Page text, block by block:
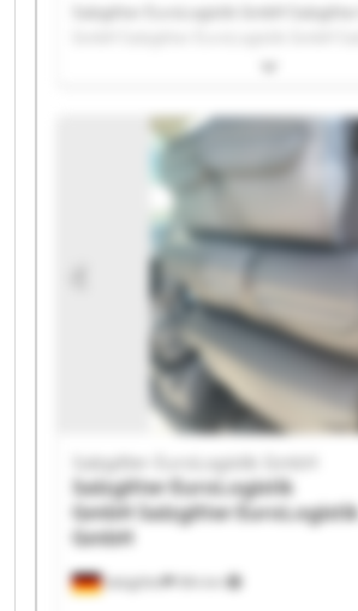
Salzgitter EuroLogistik GmbH
EuroLogistik GmbH Salzgitter
GmbH Salzgitter EuroLogistik GmbH
EuroLogistik GmbH Salzgitter
Salzgitter EuroLogistik GmbH
GmbH Salzgitter EuroLogistik GmbH
EuroLogistik GmbH Salzgitter
Salzgitter EuroLogistik GmbH
GmbH Salzgitter EuroLogistik GmbH
EuroLogistik GmbH Salzgitter
Salzgitter
Salzgitter EuroLogistik GmbH
Salzgitter EuroLogistik
GmbH Salzgitter EuroLogistik
GmbH